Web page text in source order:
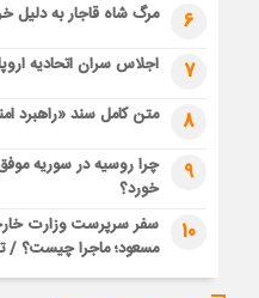
6 مرگ شاه قاجار به دلیل
7 اجلاس سران اتحادیه
8 متن کامل سند «راهبرد
9
چرا روسیه در سوریه
خورد؟
10
سفر سرپرست وزارت
مسعود؛ ماجرا چیست؟ /